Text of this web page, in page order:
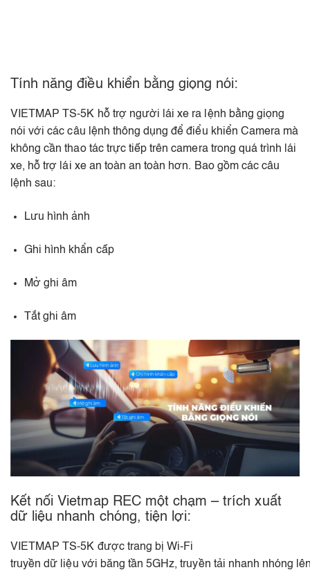
Tính năng điều khiển bằng giọng nói:
VIETMAP TS-5K hỗ trợ người lái xe ra lệnh bằng giọng
nói với các câu lệnh thông dụng để điểu khiển Camera mà
không cần thao tác trực tiếp trên camera trong quá trình lái
xe, hỗ trợ lái xe an toàn an toàn hơn. Bao gồm các câu
lệnh sau:​
Lưu hình ảnh​
Ghi hình khẩn cấp​
Mở ghi âm​
Tắt ghi âm
Kết nối Vietmap REC một chạm – trích xuất
dữ liệu nhanh chóng, tiện lợi:
VIETMAP TS-5K được trang bị Wi-Fi
truyền dữ liệu với băng tần 5GHz, truyền tải nhanh nhóng